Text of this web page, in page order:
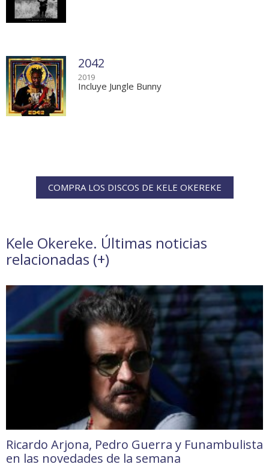
2042
2019
Incluye Jungle Bunny
COMPRA LOS DISCOS DE KELE OKEREKE
Kele Okereke. Últimas noticias
relacionadas (+)
Ricardo Arjona, Pedro Guerra y Funambulista
en las novedades de la semana